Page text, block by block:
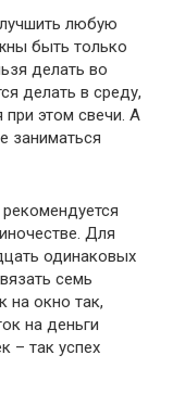
любую
быть только
делать во
делать в среду,
при этом свечи. А
заниматься
Для
одинаковых
семь
на окно так,
на деньги
– так успех